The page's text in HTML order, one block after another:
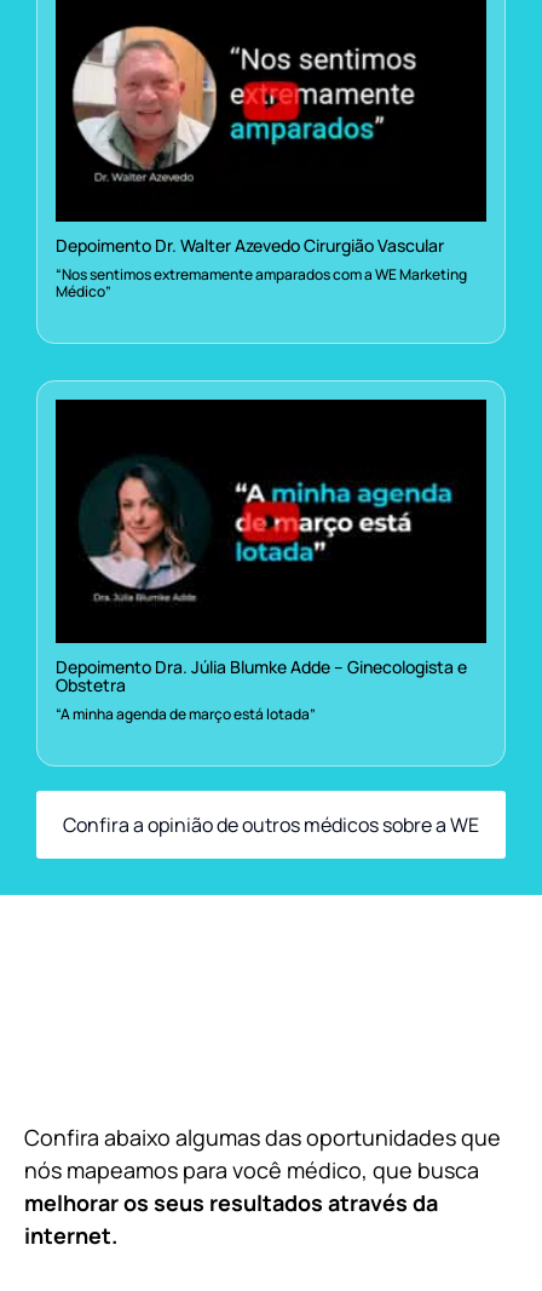
Depoimento Dr. Walter Azevedo Cirurgião Vascular
“Nos sentimos extremamente amparados com a WE Marketing
Médico”
Depoimento Dra. Júlia Blumke Adde – Ginecologista e
Obstetra
“A minha agenda de março está lotada”
Confira a opinião de outros médicos sobre a WE
Confira abaixo algumas das oportunidades que
nós mapeamos para você médico, que busca
melhorar os seus resultados através da
internet.